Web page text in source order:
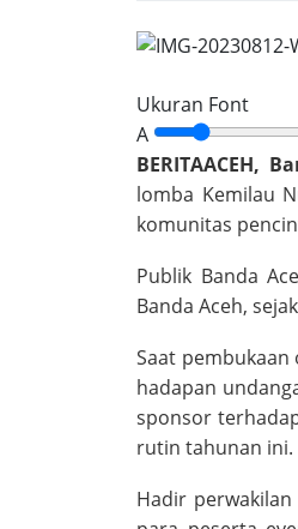
Ukuran Font
A
BERITAACEH,
lomba Kemilau
komunitas
Publik Banda
Banda Aceh,
Saat pembukaan
hadapan
sponsor
rutin tahunan ini.
Hadir